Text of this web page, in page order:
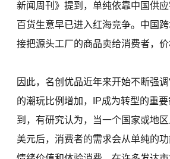
新闻周刊》提到，单纯依靠中国供
百货生意早已进入红海竞争。中国
接把源头工厂的商品卖给消费者，价
因此，名创优品近年来开始不断强调
的潮玩比例增加，IP成为转型的重
到，有研究认为，当一个国家或地
美元后，消费者的需求会从单纯的